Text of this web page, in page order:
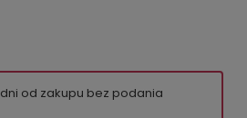
dni od zakupu bez podania